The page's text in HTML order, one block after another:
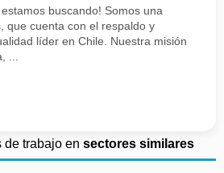
buscando! Somos una
que cuenta con el respaldo y
líder en Chile. Nuestra misión
...
de trabajo en sectores similares